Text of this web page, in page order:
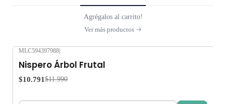
Agrégalos al carrito!
Ver más productos
MLC594397988
Nispero Árbol Frutal
$10.791 $11.990